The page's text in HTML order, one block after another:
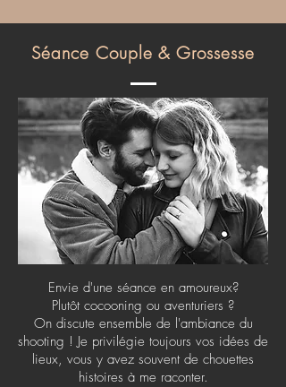
Séance Couple & Grossesse
Envie d'une séance en amoureux?
Plutôt cocooning ou aventuriers ?
On discute ensemble de l'ambiance du
shooting ! Je privilégie toujours vos idées de
lieux, vous y avez souvent de chouettes
histoires à me raconter.